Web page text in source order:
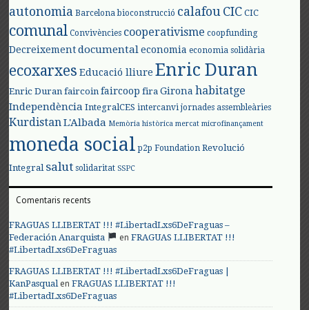
autonomia Barcelona bioconstrucció calafou CIC CIC
comunal Convivències cooperativisme coopfunding
Decreixement documental economia economia solidària
ecoxarxes Educació lliure Enric Duran
Enric Duran faircoin faircoop fira Girona habitatge
Independència IntegralCES intercanvi jornades assembleàries
KurdistanL'Albada Memòria històrica mercat microfinançament
moneda social p2p Foundation Revolució
Integral salut solidaritat SSPC
Comentaris recents
FRAGUAS LLIBERTAT !!! #LibertadLxs6DeFraguas –
Federación Anarquista
enFRAGUAS LLIBERTAT !!!
#LibertadLxs6DeFraguas
FRAGUAS LLIBERTAT !!! #LibertadLxs6DeFraguas |
KanPasqualenFRAGUAS LLIBERTAT !!!
#LibertadLxs6DeFraguas